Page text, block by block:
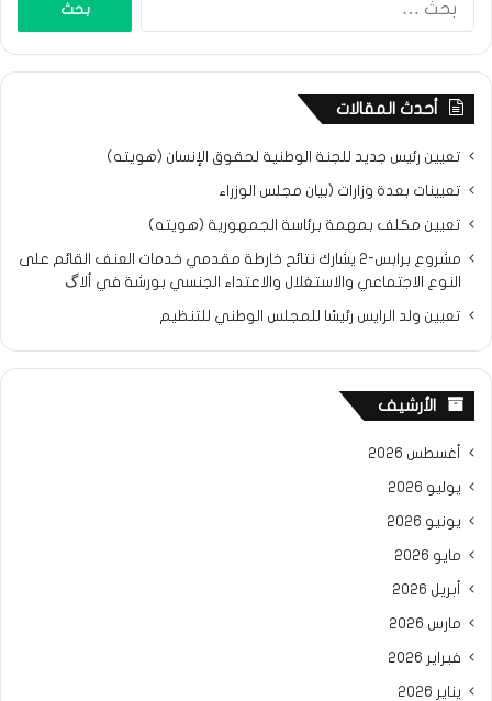
أحدث المقالات
تعيين رئيس جديد للجنة الوطنية لحقوق الإنسان (هويته)
تعيينات بعدة وزارات (بيان مجلس الوزراء
تعيين مكلف بمهمة برئاسة الجمهورية (هويته)
مشروع برابس-2 يشارك نتائح خارطة مقدمي خدمات العنف القائم على
النوع الاجتماعي والاستغلال والاعتداء الجنسي بورشة في ألاگ
تعيين ولد الرايس رئيسًا للمجلس الوطني للتنظيم
الأرشيف
أغسطس 2026
يوليو 2026
يونيو 2026
مايو 2026
أبريل 2026
مارس 2026
فبراير 2026
يناير 2026